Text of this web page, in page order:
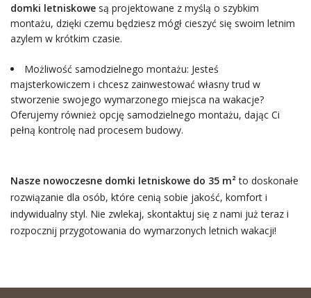
domki letniskowesą projektowane z myślą o szybkim
montażu, dzięki czemu będziesz mógł cieszyć się swoim letnim
azylem w krótkim czasie.
Możliwość samodzielnego montażu: Jesteś
majsterkowiczem i chcesz zainwestować własny trud w
stworzenie swojego wymarzonego miejsca na wakacje?
Oferujemy również opcję samodzielnego montażu, dając Ci
pełną kontrolę nad procesem budowy.
Nasze nowoczesne domki letniskowe do 35 m²to doskonałe
rozwiązanie dla osób, które cenią sobie jakość, komfort i
indywidualny styl. Nie zwlekaj, skontaktuj się z nami już teraz i
rozpocznij przygotowania do wymarzonych letnich wakacji!